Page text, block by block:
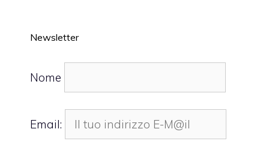
Newsletter
Nome
Email: